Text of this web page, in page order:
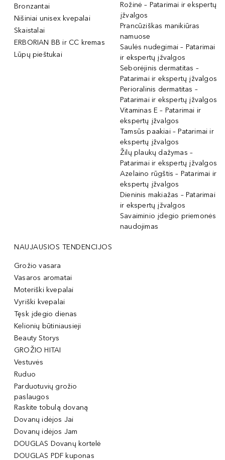
Bronzantai
Nišiniai unisex kvepalai
Skaistalai
ERBORIAN BB ir CC kremas
Lūpų pieštukai
Rožinė – Patarimai ir ekspertų
įžvalgos
Prancūziškas manikiūras
namuose
Saulės nudegimai – Patarimai
ir ekspertų įžvalgos
Seborėjinis dermatitas –
Patarimai ir ekspertų įžvalgos
Perioralinis dermatitas –
Patarimai ir ekspertų įžvalgos
Vitaminas E – Patarimai ir
ekspertų įžvalgos
Tamsūs paakiai – Patarimai ir
ekspertų įžvalgos
Žilų plaukų dažymas –
Patarimai ir ekspertų įžvalgos
Azelaino rūgštis – Patarimai ir
ekspertų įžvalgos
Dieninis makiažas – Patarimai
ir ekspertų įžvalgos
Savaiminio įdegio priemonės
naudojimas
NAUJAUSIOS TENDENCIJOS
Grožio vasara
Vasaros aromatai
Moteriški kvepalai
Vyriški kvepalai
Tęsk įdegio dienas
Kelionių būtiniausieji
Beauty Storys
GROŽIO HITAI
Vestuvės
Ruduo
Parduotuvių grožio
paslaugos
Raskite tobulą dovaną
Dovanų idėjos Jai
Dovanų idėjos Jam
DOUGLAS Dovanų kortelė
DOUGLAS PDF kuponas